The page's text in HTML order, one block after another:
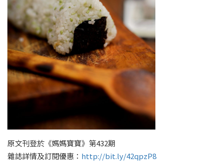
原文刊登於《媽媽寶寶》第432期
雜誌詳情及訂閱優惠： http://bit.ly/42qpzP8